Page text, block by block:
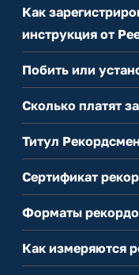
Как
инструкция от
Побить или
Сколько платят
Титул Рекордсмен
Сертификат
Форматы
Как измеряются